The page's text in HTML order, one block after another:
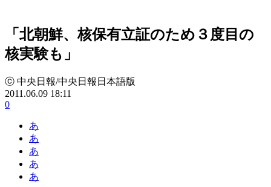
「北朝鮮、核保有立証のため３度目の
核実験も」
ⓒ 中央日報/中央日報日本語版
2011.06.09 18:11
0
あ
あ
あ
あ
あ